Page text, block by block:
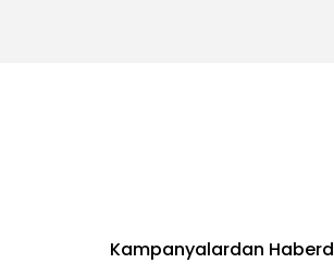
Kampanyalardan